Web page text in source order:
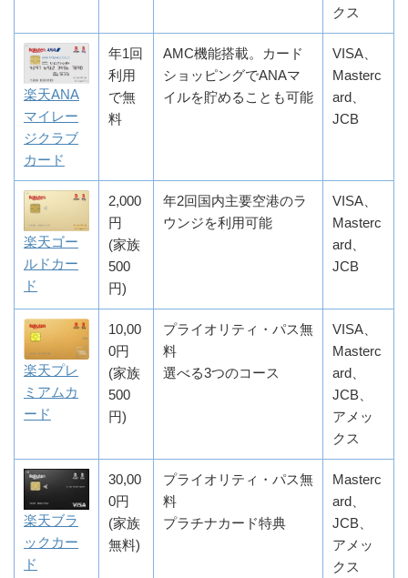
クス
楽天ANA
マイレー
ジクラブ
カード
年1回
利用
で無
料
AMC機能搭載。カード
ショッピングでANAマ
イルを貯めることも可能
VISA、
Masterc
ard、
JCB
楽天ゴー
ルドカー
ド
2,000
円
(家族
500
円)
年2回国内主要空港のラ
ウンジを利用可能
VISA、
Masterc
ard、
JCB
楽天プレ
ミアムカ
ード
10,00
0円
(家族
500
円)
プライオリティ・パス無
料
選べる3つのコース
VISA、
Masterc
ard、
JCB、
アメッ
クス
楽天ブラ
ックカー
ド
30,00
0円
(家族
無料)
プライオリティ・パス無
料
プラチナカード特典
Masterc
ard、
JCB、
アメッ
クス